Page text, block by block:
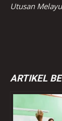
Utusan
ARTIKEL